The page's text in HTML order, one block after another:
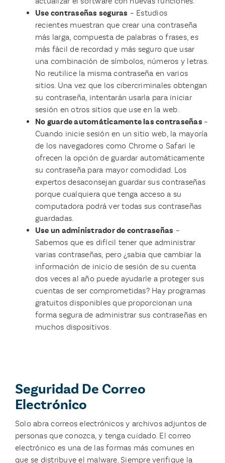
Use contraseñas seguras – Estudios
recientes muestran que crear una contraseña
más larga, compuesta de palabras o frases, es
más fácil de recordad y más seguro que usar
una combinación de símbolos, números y letras.
No reutilice la misma contraseña en varios
sitios. Una vez que los cibercriminales obtengan
su contraseña, intentarán usarla para iniciar
sesión en otros sitios que use en la web.
No guarde automáticamente las contraseñas –
Cuando inicie sesión en un sitio web, la mayoría
de los navegadores como Chrome o Safari le
ofrecen la opción de guardar automáticamente
su contraseña para mayor comodidad. Los
expertos desaconsejan guardar sus contraseñas
porque cualquiera que tenga acceso a su
computadora podrá ver todas sus contraseñas
guardadas.
Use un administrador de contraseñas –
Sabemos que es difícil tener que administrar
varias contraseñas, pero ¿sabia que cambiar la
información de inicio de sesión de su cuenta
dos veces al año puede ayudarle a proteger sus
cuentas de ser comprometidas? Hay programas
gratuitos disponibles que proporcionan una
forma segura de administrar sus contraseñas en
muchos dispositivos.
Seguridad De Correo
Electrónico
Solo abra correos electrónicos y archivos adjuntos de
personas que conozca, y tenga cuidado. El correo
electrónico es una de las formas más comunes en
que se distribuye el malware. Siempre verifique la